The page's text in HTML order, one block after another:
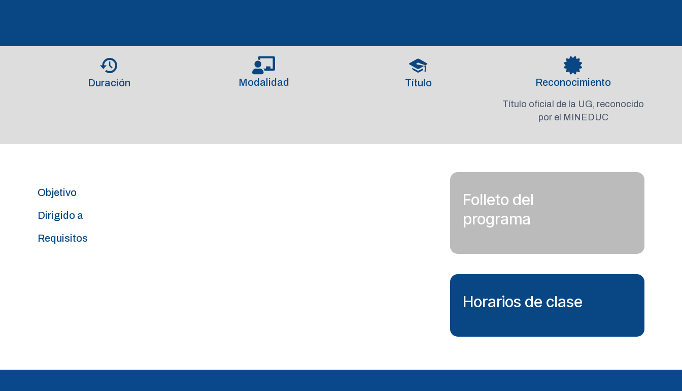
Duración Modalidad Título Reconocimiento
Título oficial de la UG, reconocido
por el MINEDUC
Objetivo
Dirigido a
Requisitos
Folleto del
programa
Horarios de clase